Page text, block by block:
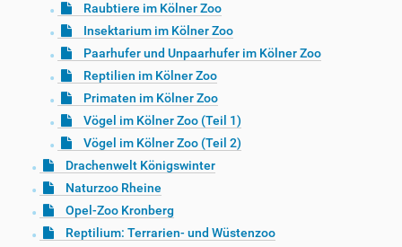
Raubtiere im Kölner Zoo
Insektarium im Kölner Zoo
Paarhufer und Unpaarhufer im Kölner Zoo
Reptilien im Kölner Zoo
Primaten im Kölner Zoo
Vögel im Kölner Zoo (Teil 1)
Vögel im Kölner Zoo (Teil 2)
Drachenwelt Königswinter
Naturzoo Rheine
Opel-Zoo Kronberg
Reptilium: Terrarien- und Wüstenzoo